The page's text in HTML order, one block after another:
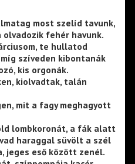
most szelíd tavunk,
fehér havunk.
te hullatod
szíveden kibontanák
kis orgonák.
kiolvadtak, talán
mit a fagy meghagyott
lombkoronát, a fák alatt
haraggal süvölt a szél
jeges eső között zenél.